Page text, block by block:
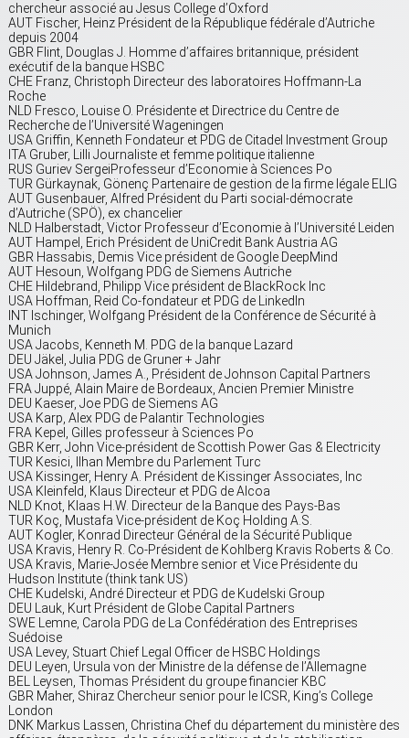
chercheur associé au Jesus College d’Oxford
AUT Fischer, Heinz Président de la République fédérale d’Autriche
depuis 2004
GBR Flint, Douglas J. Homme d’affaires britannique, président
exécutif de la banque HSBC
CHE Franz, Christoph Directeur des laboratoires Hoffmann-La
Roche
NLD Fresco, Louise O. Présidente et Directrice du Centre de
Recherche de l’Université Wageningen
USA Griffin, Kenneth Fondateur et PDG de Citadel Investment Group
ITA Gruber, Lilli Journaliste et femme politique italienne
RUS Guriev SergeiProfesseur d’Economie à Sciences Po
TUR Gürkaynak, Gönenç Partenaire de gestion de la firme légale ELIG
AUT Gusenbauer, Alfred Président du Parti social-démocrate
d’Autriche (SPÖ), ex chancelier
NLD Halberstadt, Victor Professeur d’Economie à l’Université Leiden
AUT Hampel, Erich Président de UniCredit Bank Austria AG
GBR Hassabis, Demis Vice président de Google DeepMind
AUT Hesoun, Wolfgang PDG de Siemens Autriche
CHE Hildebrand, Philipp Vice président de BlackRock Inc
USA Hoffman, Reid Co-fondateur et PDG de LinkedIn
INT Ischinger, Wolfgang Président de la Conférence de Sécurité à
Munich
USA Jacobs, Kenneth M. PDG de la banque Lazard
DEU Jäkel, Julia PDG de Gruner + Jahr
USA Johnson, James A., Président de Johnson Capital Partners
FRA Juppé, Alain Maire de Bordeaux, Ancien Premier Ministre
DEU Kaeser, Joe PDG de Siemens AG
USA Karp, Alex PDG de Palantir Technologies
FRA Kepel, Gilles professeur à Sciences Po
GBR Kerr, John Vice-président de Scottish Power Gas & Electricity
TUR Kesici, Ilhan Membre du Parlement Turc
USA Kissinger, Henry A. Président de Kissinger Associates, Inc
USA Kleinfeld, Klaus Directeur et PDG de Alcoa
NLD Knot, Klaas H.W. Directeur de la Banque des Pays-Bas
TUR Koç, Mustafa Vice-président de Koç Holding A.S.
AUT Kogler, Konrad Directeur Général de la Sécurité Publique
USA Kravis, Henry R. Co-Président de Kohlberg Kravis Roberts & Co.
USA Kravis, Marie-Josée Membre senior et Vice Présidente du
Hudson Institute (think tank US)
CHE Kudelski, André Directeur et PDG de Kudelski Group
DEU Lauk, Kurt Président de Globe Capital Partners
SWE Lemne, Carola PDG de La Confédération des Entreprises
Suédoise
USA Levey, Stuart Chief Legal Officer de HSBC Holdings
DEU Leyen, Ursula von der Ministre de la défense de l’Allemagne
BEL Leysen, Thomas Président du groupe financier KBC
GBR Maher, Shiraz Chercheur senior pour le ICSR, King’s College
London
DNK Markus Lassen, Christina Chef du département du ministère des